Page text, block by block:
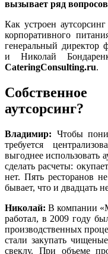
вызывает ряд
Как устроен
корпоративного
генеральный директор
и Николай
CateringConsulting.ru.
аутсорсинг?
Владимир: Чтобы
требуется
выгоднее использовать
сделать расчеты:
нет. Пять ресторанов
бывает, что и двадцать
Николай: В компании
работал, в 2009 году
производственных
стали закупать
свеклу. При объеме